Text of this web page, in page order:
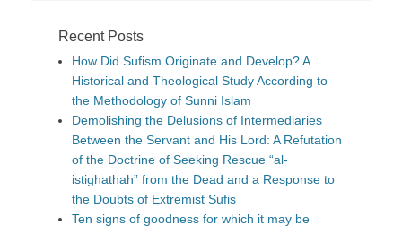
Recent Posts
How Did Sufism Originate and Develop? A
Historical and Theological Study According to
the Methodology of Sunni Islam
Demolishing the Delusions of Intermediaries
Between the Servant and His Lord: A Refutation
of the Doctrine of Seeking Rescue “al-
istighathah” from the Dead and a Response to
the Doubts of Extremist Sufis
Ten signs of goodness for which it may be